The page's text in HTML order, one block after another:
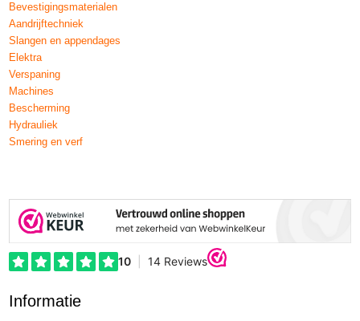
Bevestigingsmaterialen
Aandrijftechniek
Slangen en appendages
Elektra
Verspaning
Machines
Bescherming
Hydrauliek
Smering en verf
Informatie